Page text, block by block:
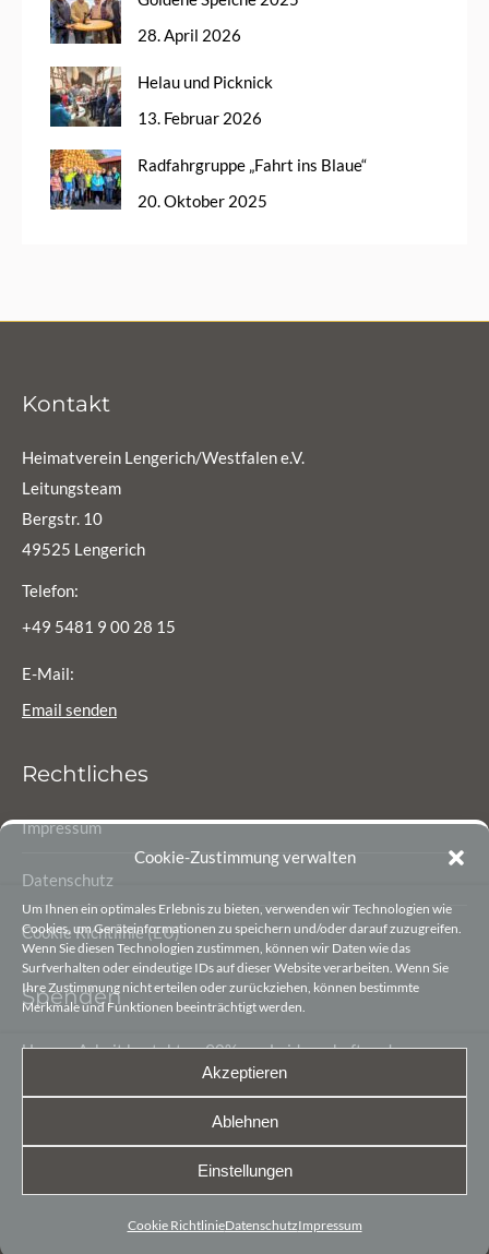
Cookie-Zustimmung verwalten
Um Ihnen ein optimales Erlebnis zu bieten, verwenden wir Technologien wie
Cookies, um Geräteinformationen zu speichern und/oder darauf zuzugreifen.
Wenn Sie diesen Technologien zustimmen, können wir Daten wie das
Surfverhalten oder eindeutige IDs auf dieser Website verarbeiten. Wenn Sie
Ihre Zustimmung nicht erteilen oder zurückziehen, können bestimmte
Merkmale und Funktionen beeinträchtigt werden.
Akzeptieren
Ablehnen
Einstellungen
Cookie RichtlinieDatenschutzImpressum
28. April 2026
Helau und Picknick
13. Februar 2026
Radfahrgruppe „Fahrt ins Blaue“
20. Oktober 2025
Kontakt
Heimatverein Lengerich/Westfalen e.V.
Leitungsteam
Bergstr. 10
49525 Lengerich
Telefon:
+49 5481 9 00 28 15
E-Mail:
Email senden
Rechtliches
Impressum
Datenschutz
Cookie Richtlinie (EU)
Spenden
Unsere Arbeit besteht zu 90% aus Leidenschaft und
Begeisterung. Die letzten 10% sind finanzielle Mittel, damit
wir unsere Arbeit gestalten können.
Sie möchten den Heimatverein Lengerich e.V. unterstützen?
Kontoverbindungen und Details hier ↗